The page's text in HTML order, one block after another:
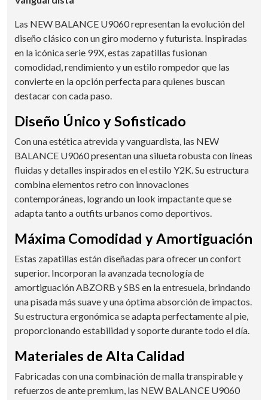
Las NEW BALANCE U9060 representan la evolución del
diseño clásico con un giro moderno y futurista. Inspiradas
en la icónica serie 99X, estas zapatillas fusionan
comodidad, rendimiento y un estilo rompedor que las
convierte en la opción perfecta para quienes buscan
destacar con cada paso.
Diseño Único y Sofisticado
Con una estética atrevida y vanguardista, las NEW
BALANCE U9060 presentan una silueta robusta con líneas
fluidas y detalles inspirados en el estilo Y2K. Su estructura
combina elementos retro con innovaciones
contemporáneas, logrando un look impactante que se
adapta tanto a outfits urbanos como deportivos.
Máxima Comodidad y Amortiguación
Estas zapatillas están diseñadas para ofrecer un confort
superior. Incorporan la avanzada tecnología de
amortiguación ABZORB y SBS en la entresuela, brindando
una pisada más suave y una óptima absorción de impactos.
Su estructura ergonómica se adapta perfectamente al pie,
proporcionando estabilidad y soporte durante todo el día.
Materiales de Alta Calidad
Fabricadas con una combinación de malla transpirable y
refuerzos de ante premium, las NEW BALANCE U9060